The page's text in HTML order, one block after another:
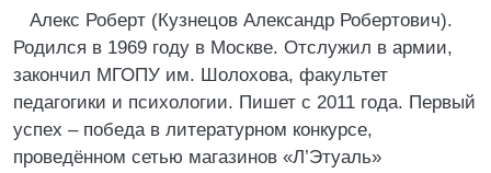
Алекс Роберт (Кузнецов Александр Робертович).
Родился в 1969 году в Москве. Отслужил в армии,
закончил МГОПУ им. Шолохова, факультет
педагогики и психологии. Пишет с 2011 года. Первый
успех – победа в литературном конкурсе,
проведённом сетью магазинов «Л’Этуаль»